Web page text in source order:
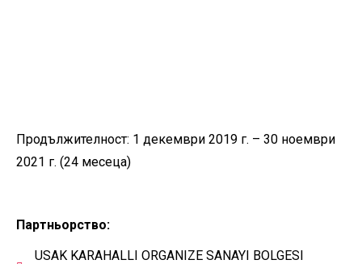
Продължителност: 1 декември 2019 г. – 30 ноември
2021 г. (24 месеца)
Партньорство:
USAK KARAHALLI ORGANIZE SANAYI BOLGESI